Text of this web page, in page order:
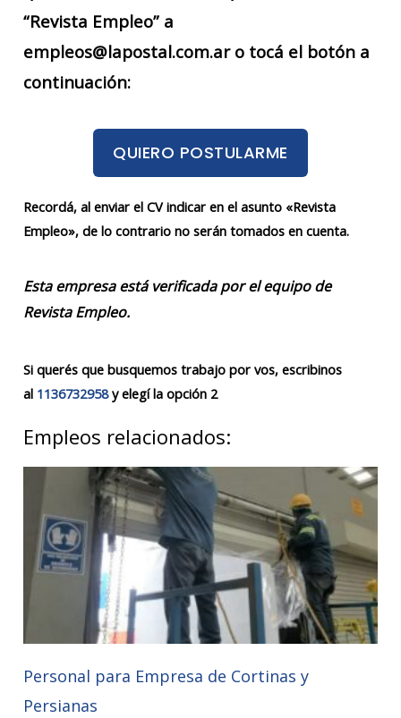
“Revista Empleo” a
empleos@lapostal.com.ar o tocá el botón a
continuación:
QUIERO POSTULARME
Recordá, al enviar el CV indicar en el asunto «Revista
Empleo», de lo contrario no serán tomados en cuenta.
Esta empresa está verificada por el equipo de
Revista Empleo.
Si querés que busquemos trabajo por vos, escribinos
al 1136732958y elegí la opción 2
Empleos relacionados:
Personal para Empresa de Cortinas y
Persianas